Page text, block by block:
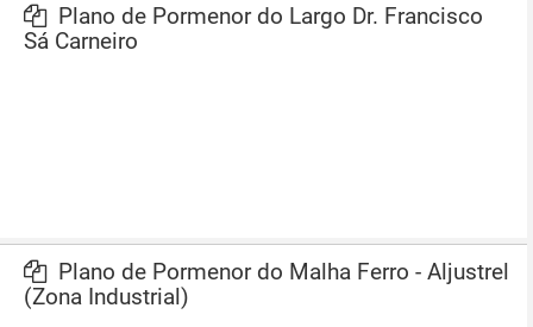
Plano de Pormenor do Largo Dr. Francisco
Sá Carneiro
Plano de Pormenor do Malha Ferro - Aljustrel
(Zona Industrial)